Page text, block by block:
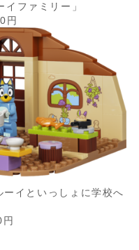
ファミリー」
円
イといっしょに学校へ